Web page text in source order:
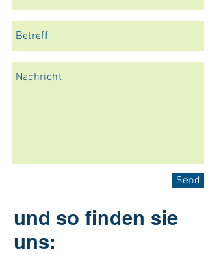
Send
und so finden sie
uns: